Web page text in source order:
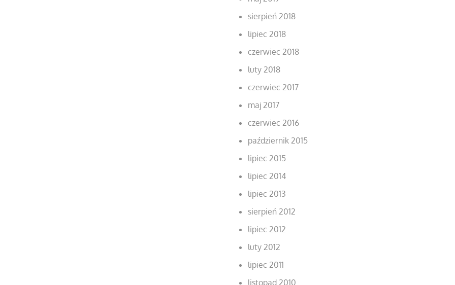
sierpień 2018
lipiec 2018
czerwiec 2018
luty 2018
czerwiec 2017
maj 2017
czerwiec 2016
październik 2015
lipiec 2015
lipiec 2014
lipiec 2013
sierpień 2012
lipiec 2012
luty 2012
lipiec 2011
listopad 2010